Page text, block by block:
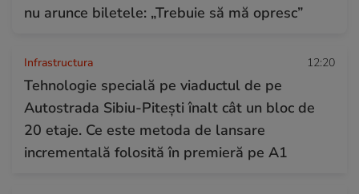
nu arunce biletele: „Trebuie să mă opresc”
Infrastructura 12:20
Tehnologie specială pe viaductul de pe
Autostrada Sibiu-Pitești înalt cât un bloc de
20 etaje. Ce este metoda de lansare
incrementală folosită în premieră pe A1